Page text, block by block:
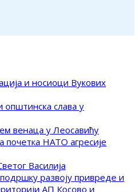
и носиоци Вукових
слава у
венаца у Леосавићу
НАТО агресије
Василија
развоју привреде и
АП Косово и